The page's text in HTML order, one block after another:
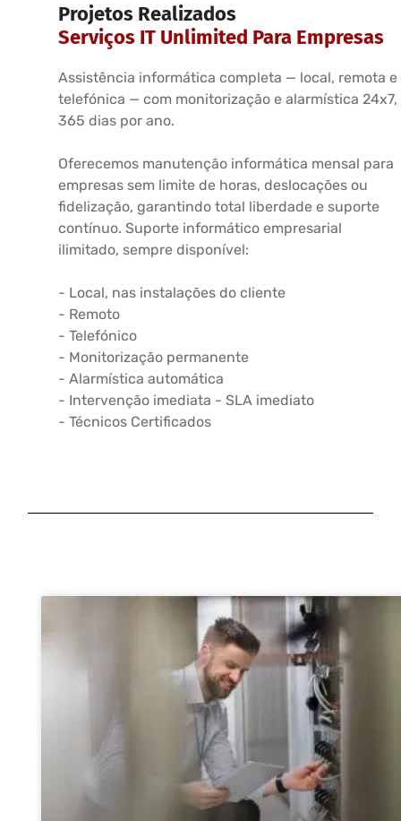
Projetos Realizados
Serviços IT Unlimited Para Empresas
Assistência informática completa — local, remota e
telefónica — com monitorização e alarmística 24x7,
365 dias por ano.
Oferecemos manutenção informática mensal para
empresas sem limite de horas, deslocações ou
fidelização, garantindo total liberdade e suporte
contínuo. Suporte informático empresarial
ilimitado, sempre disponível:
- Local, nas instalações do cliente
- Remoto
- Telefónico
- Monitorização permanente
- Alarmística automática
- Intervenção imediata - SLA imediato
- Técnicos Certificados